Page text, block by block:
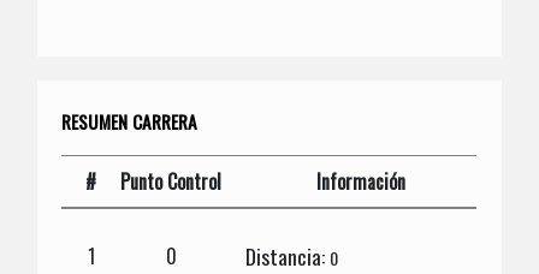
RESUMEN CARRERA
# Punto Control Información
1 0 Distancia: 0